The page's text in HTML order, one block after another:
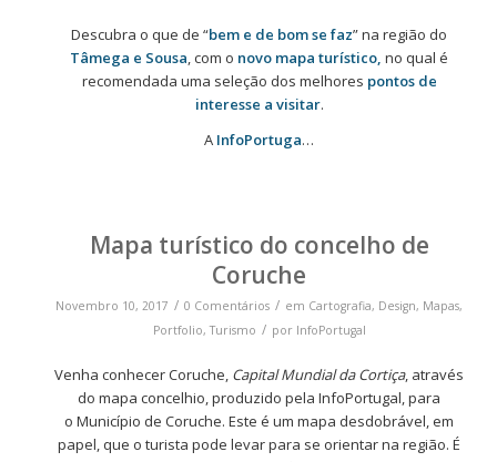
Descubra o que de “bem e de bom se faz” na região do
Tâmega e Sousa , com o novo mapa turístico, no qual é
recomendada uma seleção dos melhores pontos de
interesse a visitar.
A InfoPortuga…
Mapa turístico do concelho de
Coruche
Novembro 10, 2017 / 0 Comentários / em Cartografia, Design, Mapas,
Portfolio,Turismo / por InfoPortugal
Venha conhecer Coruche, Capital Mundial da Cortiça, através
do mapa concelhio, produzido pela InfoPortugal, para
o Município de Coruche. Este é um mapa desdobrável, em
papel, que o turista pode levar para se orientar na região. É